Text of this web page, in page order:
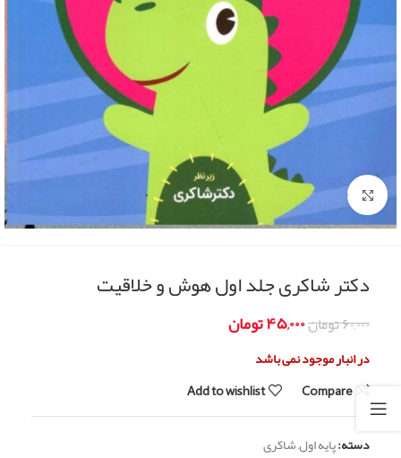
Click to enlarge
دکتر شاکری جلد اول هوش و خلاقیت
۶۰,۰۰۰تومان۴۵,۰۰۰تومان
در انبار موجود نمی باشد
Compare
Add to wishlist
دسته:پایه اول,شاکری